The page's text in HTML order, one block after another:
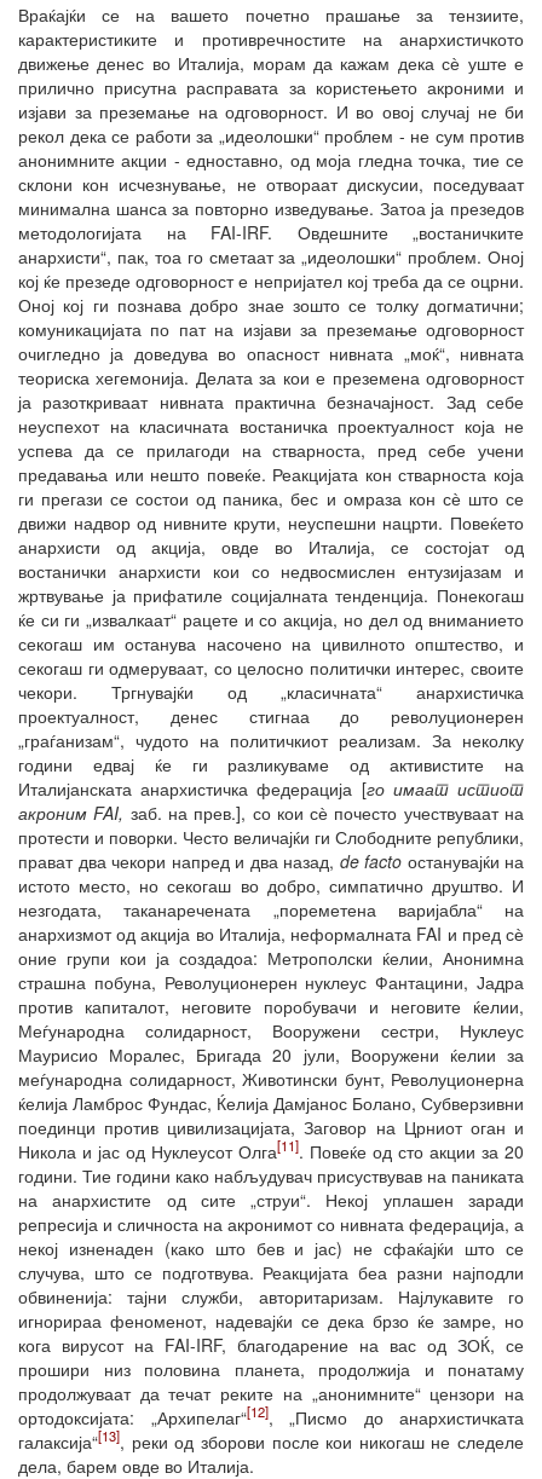
Враќајќи се на вашето почетно прашање за тензиите,
карактеристиките и противречностите на анархистичкото
движење денес во Италија, морам да кажам дека сѐ уште е
прилично присутна расправата за користењето акроними и
изјави за преземање на одговорност. И во овој случај не би
рекол дека се работи за „идеолошки“ проблем - не сум против
анонимните акции - едноставно, од моја гледна точка, тие се
склони кон исчезнување, не отвораат дискусии, поседуваат
минимална шанса за повторно изведување. Затоа ја презедов
методологијата на FAI-IRF. Овдешните „востаничките
анархисти“, пак, тоа го сметаат за „идеолошки“ проблем. Оној
кој ќе презеде одговорност е непријател кој треба да се оцрни.
Оној кој ги познава добро знае зошто се толку догматични;
комуникацијата по пат на изјави за преземање одговорност
очигледно ја доведува во опасност нивната „моќ“, нивната
теориска хегемонија. Делата за кои е преземена одговорност
ја разоткриваат нивната практична безначајност. Зад себе
неуспехот на класичната востаничка проектуалност која не
успева да се прилагоди на стварноста, пред себе учени
предавања или нешто повеќе. Реакцијата кон стварноста која
ги прегази се состои од паника, бес и омраза кон сѐ што се
движи надвор од нивните крути, неуспешни нацрти. Повеќето
анархисти од акција, овде во Италија, се состојат од
востанички анархисти кои со недвосмислен ентузијазам и
жртвување ја прифатиле социјалната тенденција. Понекогаш
ќе си ги „извалкаат“ рацете и со акција, но дел од вниманието
секогаш им останува насочено на цивилното општество, и
секогаш ги одмеруваат, со целосно политички интерес, своите
чекори. Тргнувајќи од „класичната“ анархистичка
проектуалност, денес стигнаа до револуционерен
„граѓанизам“, чудото на политичкиот реализам. За неколку
години едвај ќе ги разликуваме од активистите на
Италијанската анархистичка федерација [го имаат истиот
акроним FAI, заб. на прев.], со кои сѐ почесто учествуваат на
протести и поворки. Често величајќи ги Слободните републики,
прават два чекори напред и два назад, de facto останувајќи на
истото место, но секогаш во добро, симпатично друштво. И
незгодата, таканаречената „пореметена варијабла“ на
анархизмот од акција во Италија, неформалната FAI и пред сѐ
оние групи кои ја создадоа: Метрополски ќелии, Анонимна
страшна побуна, Револуционерен нуклеус Фантацини, Јадра
против капиталот, неговите поробувачи и неговите ќелии,
Меѓународна солидарност, Вооружени сестри, Нуклеус
Маурисио Моралес, Бригада 20 јули, Вооружени ќелии за
меѓународна солидарност, Животински бунт, Револуционерна
ќелија Ламброс Фундас, Ќелија Дамјанос Болано, Субверзивни
поединци против цивилизацијата, Заговор на Црниот оган и
Никола и јас од Нуклеусот Олга[11]. Повеќе од сто акции за 20
години. Тие години како набљудувач присуствував на паниката
на анархистите од сите „струи“. Некој уплашен заради
репресија и сличноста на акронимот со нивната федерација, а
некој изненаден (како што бев и јас) не сфаќајќи што се
случува, што се подготвува. Реакцијата беа разни најподли
обвиненија: тајни служби, авторитаризам. Најлукавите го
игнорираа феноменот, надевајќи се дека брзо ќе замре, но
кога вирусот на FAI-IRF, благодарение на вас од ЗОЌ, се
прошири низ половина планета, продолжија и понатаму
продолжуваат да течат реките на „анонимните“ цензори на
ортодоксијата: „Архипелаг“[12], „Писмо до анархистичката
галаксија“[13], реки од зборови после кои никогаш не следеле
дела, барем овде во Италија.